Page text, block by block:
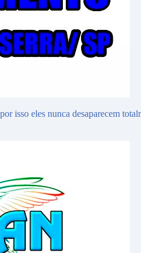
isso eles nunca desaparecem